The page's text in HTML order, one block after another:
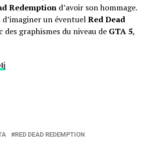
Redemption d’avoir son hommage.
un éventuelRed Dead
des graphismes du niveau de GTA 5,
RED DEAD REDEMPTION